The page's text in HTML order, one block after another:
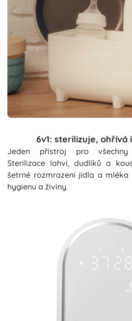
6v1: sterilizuje, ohřívá
Jeden přístroj pro všechny
Sterilizace lahví, dudlíků a
šetrné rozmrazení jídla a
hygienu a živiny.